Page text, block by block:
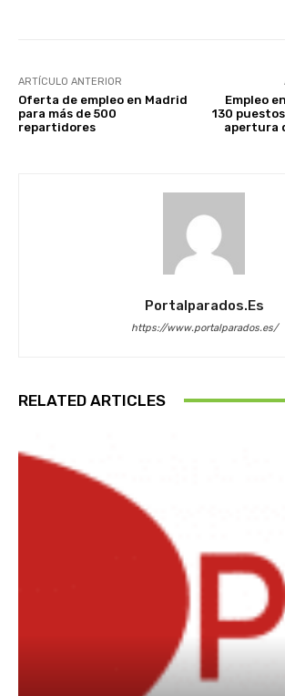
ARTÍCULO ANTERIOR
Oferta de empleo en Madrid
para más de 500
repartidores
Empleo
130
apertura
Portalparados.es
https://www.portalparados.es/
RELATED ARTICLES